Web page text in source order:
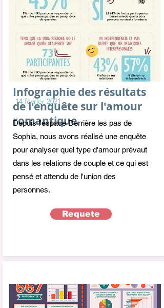
Infographie des résultats
de l'enquête sur l'amour
romantique
Depuis l'espace Derrière les pas de
Sophia, nous avons réalisé une enquête
pour analyser quel type d'amour prévaut
dans les relations de couple et ce qui est
pensé et attendu de l'union des
personnes.
14 février 2021
Requete